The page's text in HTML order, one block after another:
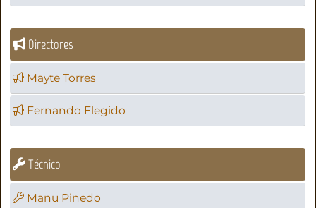
Directores
Mayte Torres
Fernando Elegido
Técnico
Manu Pinedo